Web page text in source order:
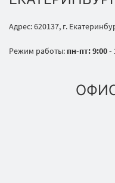
Адрес: 620137, г.
Режим работы: пн-пт: 9:00